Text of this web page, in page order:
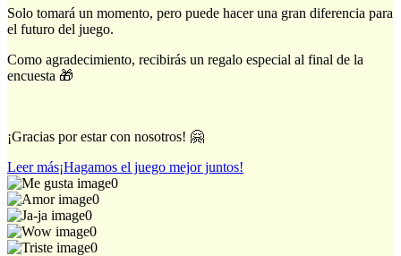
Solo tomará un momento, pero puede hacer una gran diferencia para
el futuro del juego.
Como agradecimiento, recibirás un regalo especial al final de la
encuesta 🎁
¡Gracias por estar con nosotros! 🤗
Leer más¡Hagamos el juego mejor juntos!
0
0
0
0
0